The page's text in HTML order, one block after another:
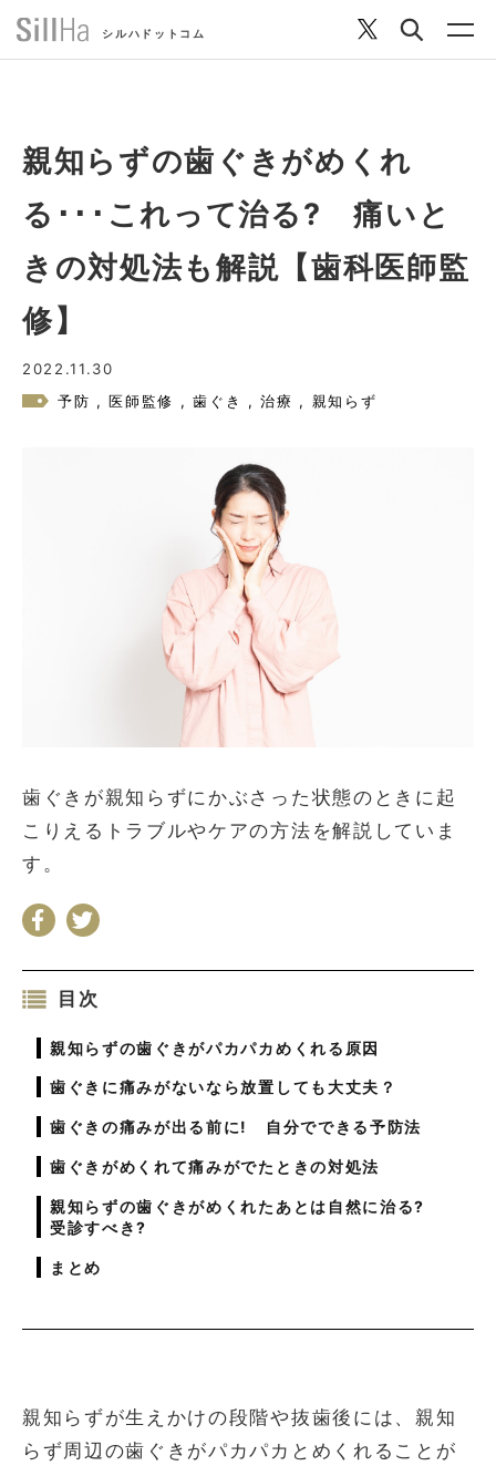
シルハドットコム
コラム
ヘルシーレシピ
SillHa.comについて
お問い合わせ
会社概要
利用規約
プライバシーポリシー
親知らずの歯ぐきがめくれ
る･･･これって治る? 痛いと
きの対処法も解説【歯科医師監
修】
2022.11.30
予防
医師監修 歯ぐき 治療 親知らず
歯ぐきが親知らずにかぶさった状態のときに起
こりえるトラブルやケアの方法を解説していま
す。
目次
親知らずの歯ぐきがパカパカめくれる原因
歯ぐきに痛みがないなら放置しても大丈夫？
歯ぐきの痛みが出る前に! 自分でできる予防法
歯ぐきがめくれて痛みがでたときの対処法
親知らずの歯ぐきがめくれたあとは自然に治る?
受診すべき?
まとめ
親知らずが生えかけの段階や抜歯後には、親知
らず周辺の歯ぐきがパカパカとめくれることが